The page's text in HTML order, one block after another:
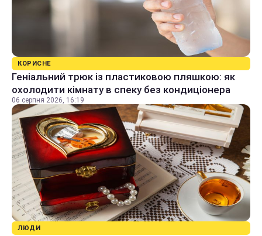
КОРИСНЕ
Геніальний трюк із пластиковою пляшкою: як
охолодити кімнату в спеку без кондиціонера
06 серпня 2026, 16:19
ЛЮДИ